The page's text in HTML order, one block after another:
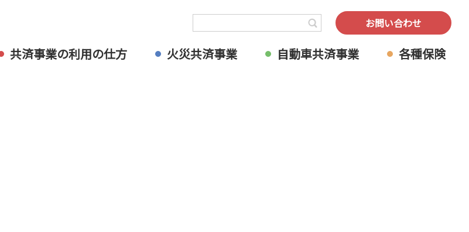
お問い合わせ
共済事業の利用の仕方 火災共済事業 自動車共済事業 各種保険